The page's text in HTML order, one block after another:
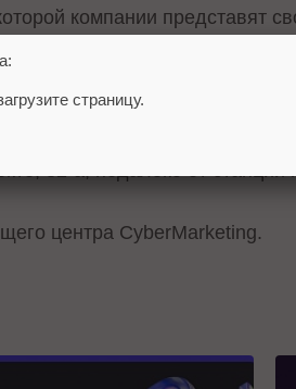
компании представят
всего 5000 рублей,
В стоимость входят кофе-
32-a, недалеко от станции
центра CyberMarketing.
страницу.